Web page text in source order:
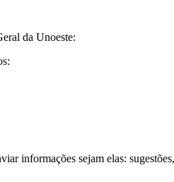
da Unoeste:
informações sejam elas: